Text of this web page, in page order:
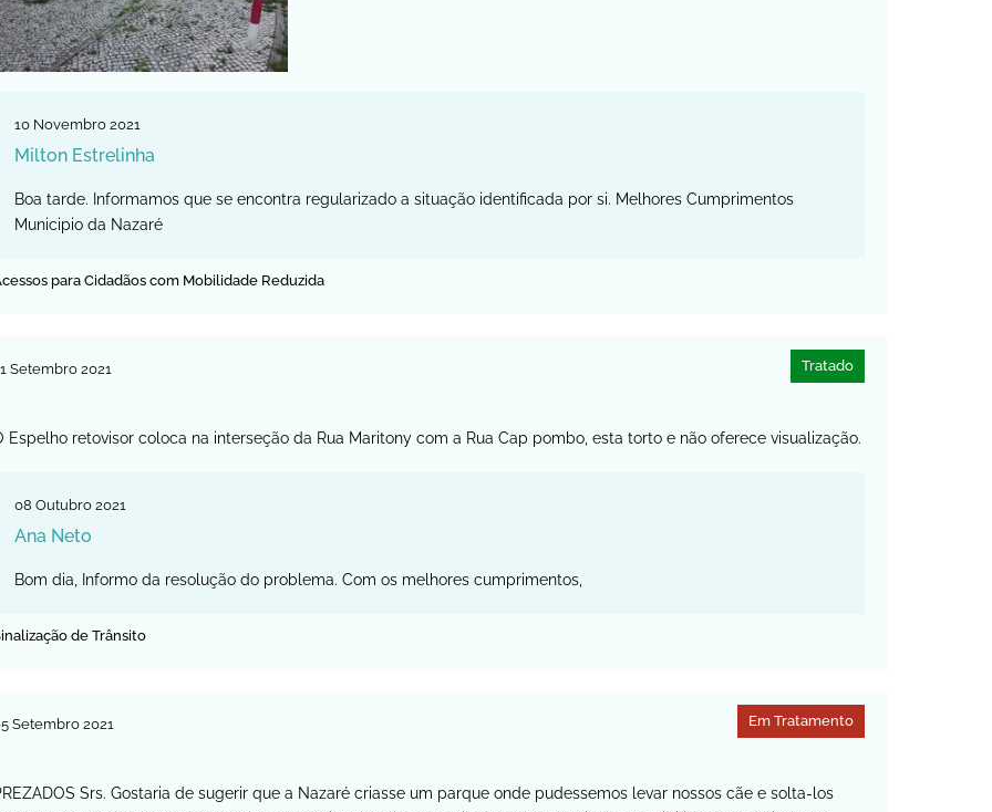
10 Novembro 2021
Milton Estrelinha
Boa tarde. Informamos que se encontra regularizado a situação identificada por si. Melhores Cumprimentos
Municipio da Nazaré
para Cidadãos com Mobilidade Reduzida
Setembro 2021 Tratado
Espelho retovisor coloca na interseção da Rua Maritony com a Rua Cap pombo, esta torto e não oferece visualização.
08 Outubro 2021
Ana Neto
Bom dia, Informo da resolução do problema. Com os melhores cumprimentos,
de Trânsito
Setembro 2021 Em Tratamento
Srs. Gostaria de sugerir que a Nazaré criasse um parque onde pudessemos levar nossos cãe e solta-los